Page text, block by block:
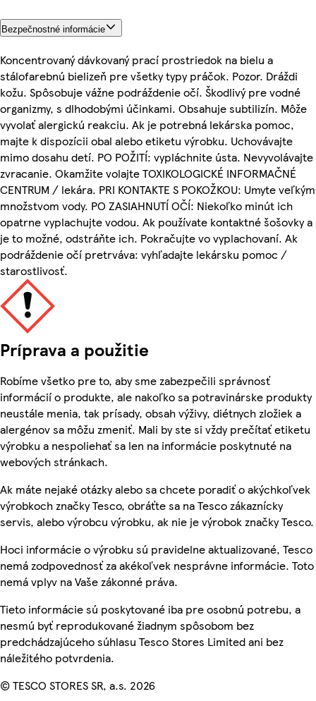
Bezpečnostné informácie
Koncentrovaný dávkovaný prací prostriedok na bielu a
stálofarebnú bielizeň pre všetky typy práčok. Pozor. Dráždi
kožu. Spôsobuje vážne podráždenie očí. Škodlivý pre vodné
organizmy, s dlhodobými účinkami. Obsahuje subtilizín. Môže
vyvolať alergickú reakciu. Ak je potrebná lekárska pomoc,
majte k dispozícii obal alebo etiketu výrobku. Uchovávajte
mimo dosahu detí. PO POŽITÍ: vypláchnite ústa. Nevyvolávajte
zvracanie. Okamžite volajte TOXIKOLOGICKÉ INFORMAČNÉ
CENTRUM / lekára. PRI KONTAKTE S POKOŽKOU: Umyte veľkým
množstvom vody. PO ZASIAHNUTÍ OČÍ: Niekoľko minút ich
opatrne vyplachujte vodou. Ak používate kontaktné šošovky a
je to možné, odstráňte ich. Pokračujte vo vyplachovaní. Ak
podráždenie očí pretrváva: vyhľadajte lekársku pomoc /
starostlivosť.
Príprava a použitie
Robíme všetko pre to, aby sme zabezpečili správnosť
informácií o produkte, ale nakoľko sa potravinárske produkty
neustále menia, tak prísady, obsah výživy, diétnych zložiek a
alergénov sa môžu zmeniť. Mali by ste si vždy prečítať etiketu
výrobku a nespoliehať sa len na informácie poskytnuté na
webových stránkach.
Ak máte nejaké otázky alebo sa chcete poradiť o akýchkoľvek
výrobkoch značky Tesco, obráťte sa na Tesco zákaznícky
servis, alebo výrobcu výrobku, ak nie je výrobok značky Tesco.
Hoci informácie o výrobku sú pravidelne aktualizované, Tesco
nemá zodpovednosť za akékoľvek nesprávne informácie. Toto
nemá vplyv na Vaše zákonné práva.
Tieto informácie sú poskytované iba pre osobnú potrebu, a
nesmú byť reprodukované žiadnym spôsobom bez
predchádzajúceho súhlasu Tesco Stores Limited ani bez
náležitého potvrdenia.
© TESCO STORES SR, a.s. 2026